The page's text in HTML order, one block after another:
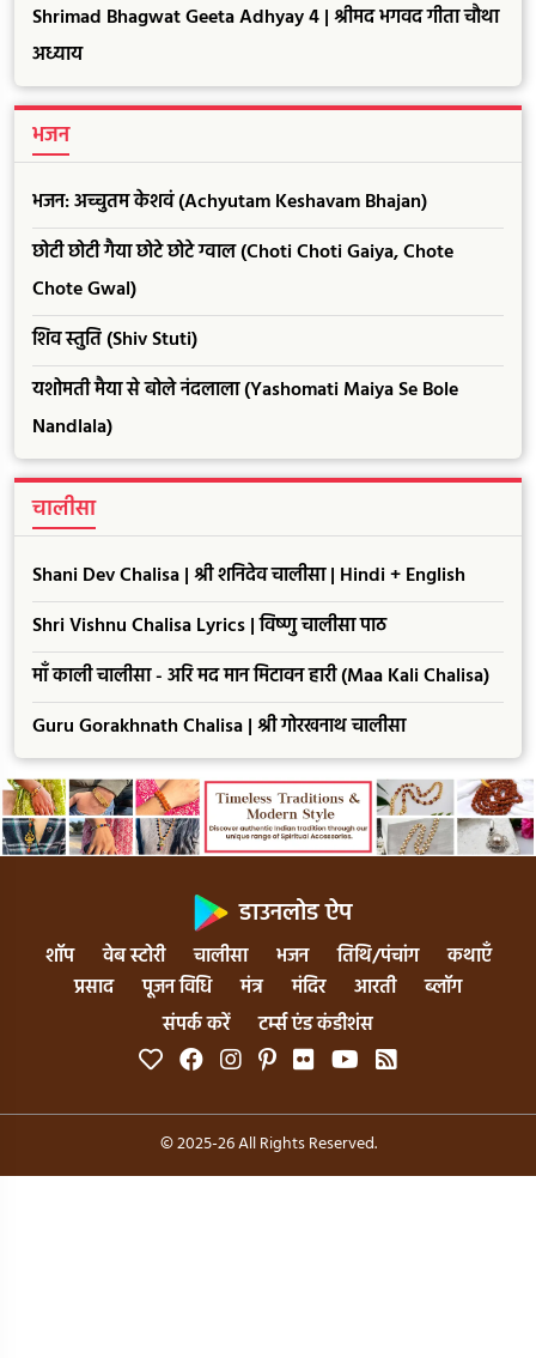
Shrimad Bhagwat Geeta Adhyay 4 | श्रीमद भगवद गीता चौथा
अध्याय
भजन
भजन: अच्चुतम केशवं (Achyutam Keshavam Bhajan)
छोटी छोटी गैया छोटे छोटे ग्वाल (Choti Choti Gaiya, Chote
Chote Gwal)
शिव स्तुति (Shiv Stuti)
यशोमती मैया से बोले नंदलाला (Yashomati Maiya Se Bole
Nandlala)
चालीसा
Shani Dev Chalisa | श्री शनिदेव चालीसा | Hindi + English
Shri Vishnu Chalisa Lyrics | विष्णु चालीसा पाठ
माँ काली चालीसा - अरि मद मान मिटावन हारी (Maa Kali Chalisa)
Guru Gorakhnath Chalisa | श्री गोरखनाथ चालीसा
डाउनलोड ऐप
शॉप वेब स्टोरी चालीसा भजन तिथि/पंचांग
कथाएँ
प्रसाद
पूजन विधि मंत्र मंदिर आरती
ब्लॉग
संपर्क करें
टर्म्स एंड कंडीशंस
© 2025-26 All Rights Reserved.